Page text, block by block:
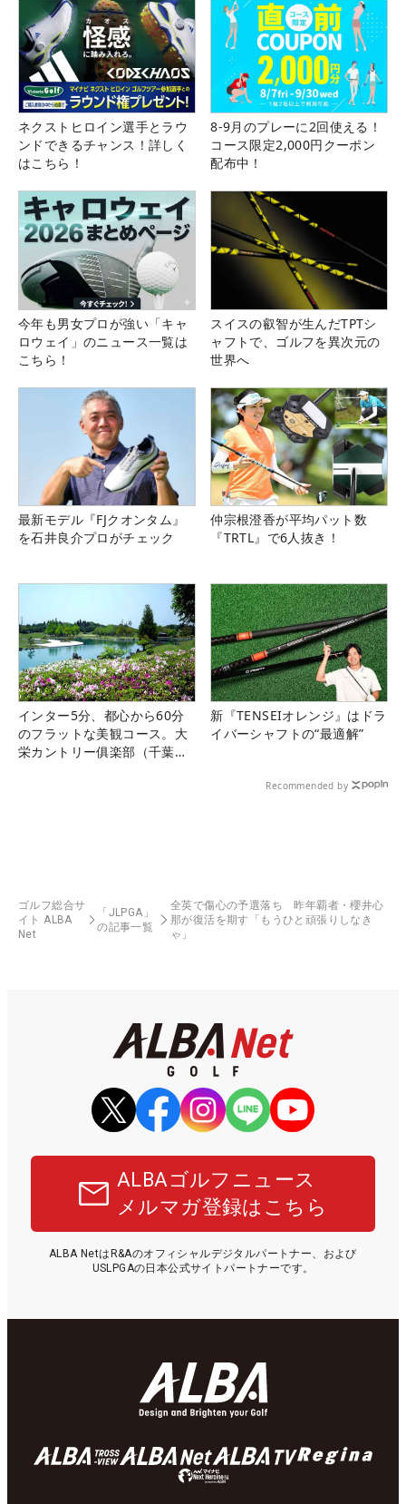
ネクストヒロイン選手とラウ
ンドできるチャンス！詳しく
はこちら！
8-9月のプレーに2回使える！
コース限定2,000円クーポン
配布中！
今年も男女プロが強い「キャ
ロウェイ」のニュース一覧は
こちら！
スイスの叡智が生んだTPTシ
ャフトで、ゴルフを異次元の
世界へ
最新モデル『FJクオンタム』
を石井良介プロがチェック
仲宗根澄香が平均パット数
『TRTL』で6人抜き！
インター5分、都心から60分
のフラットな美観コース。大
栄カントリー俱楽部（千葉
新『TENSEIオレンジ』はドラ
イバーシャフトの“最適解”
Recommended by
ゴルフ総合サ
イト ALBA
Net
「JLPGA」
の記事一覧
全英で傷心の予選落ち 昨年覇者・櫻井心
那が復活を期す「もうひと頑張りしなき
ゃ」
ALBAゴルフニュース
メルマガ登録はこちら
ALBA NetはR&Aのオフィシャルデジタルパートナー、および
USLPGAの日本公式サイトパートナーです。